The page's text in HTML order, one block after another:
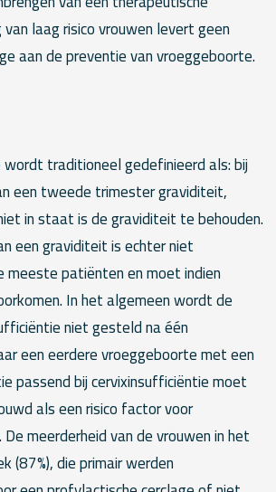
van laag risico vrouwen levert geen
aan de preventie van vroeggeboorte.
traditioneel gedefinieerd als: bij
een tweede trimester graviditeit,
in staat is de graviditeit te behouden.
een graviditeit is echter niet
meeste patiënten en moet indien
In het algemeen wordt de
niet gesteld na één
een eerdere vroeggeboorte met een
passend bij cervixinsufficiëntie moet
als een risico factor voor
meerderheid van de vrouwen in het
(87%), die primair werden